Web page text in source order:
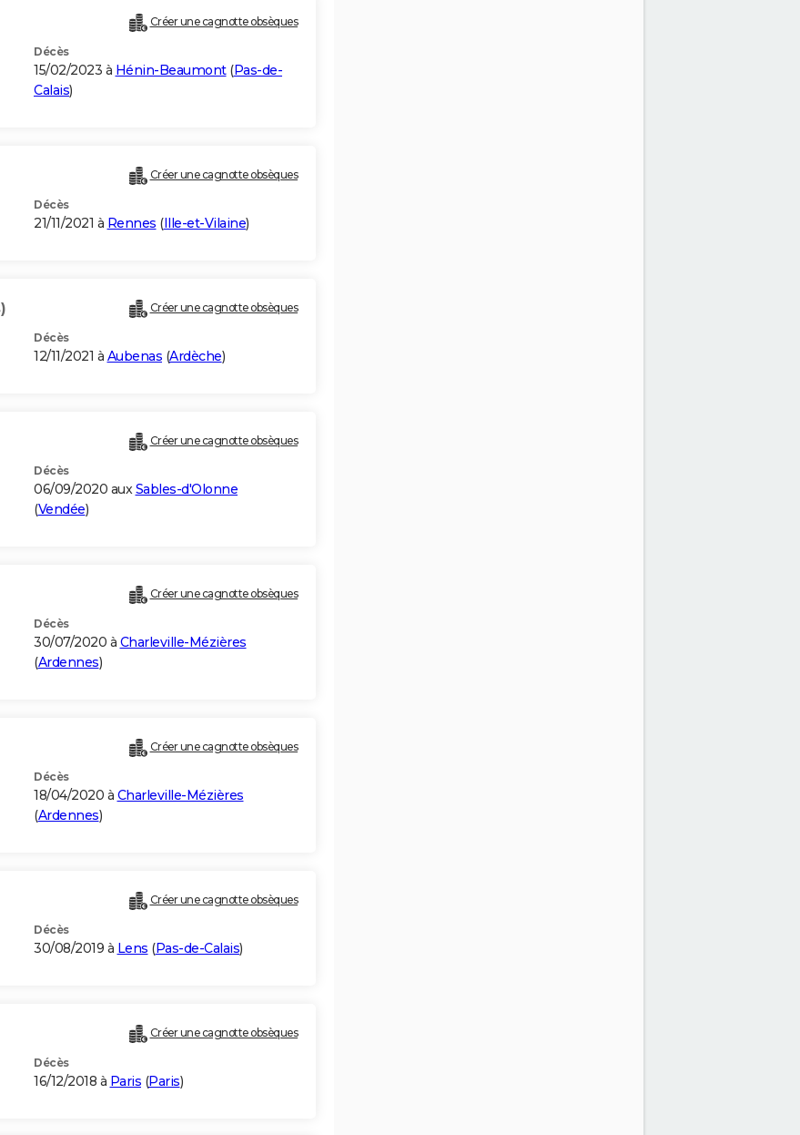
Créer une cagnotte obsèques
Décès
15/02/2023 à Hénin-Beaumont(Pas-de-
Calais)
Créer une cagnotte obsèques
Décès
21/11/2021 à Rennes (Ille-et-Vilaine)
Créer une cagnotte obsèques
Décès
12/11/2021 à Aubenas (Ardèche)
Créer une cagnotte obsèques
Décès
06/09/2020 auxSables-d'Olonne
(Vendée)
Créer une cagnotte obsèques
Décès
30/07/2020 à Charleville-Mézières
(Ardennes)
Créer une cagnotte obsèques
Décès
18/04/2020 à Charleville-Mézières
(Ardennes)
Créer une cagnotte obsèques
Décès
30/08/2019 à Lens (Pas-de-Calais)
Créer une cagnotte obsèques
Décès
16/12/2018 à Paris (Paris)